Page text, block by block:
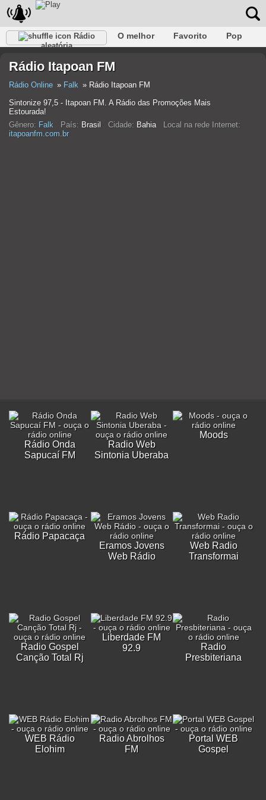
Rádio
aleatória
O melhor Favorito
Pop
Rap
Falk Jazz
Rádio Itapoan FM
Rádio Online Falk
Rádio Itapoan FM
Sintonize 97,5 - Itapoan FM. A Rádio das Promoções Mais
Estourada!
Gênero: Falk País: Brasil Cidade: Bahia
Local na rede Internet:
itapoanfm.com.br
Rádio Onda
Sapucaí FM
Radio Web
Sintonia Uberaba
Moods
Rádio Papacaça
Eramos Jovens
Web Rádio
Web Radio
Transformai
Radio Gospel
Canção Total Rj
Liberdade FM
92.9
Radio
Presbiteriana
WEB Rádio
Elohim
Radio Abrolhos
FM
Portal WEB
Gospel